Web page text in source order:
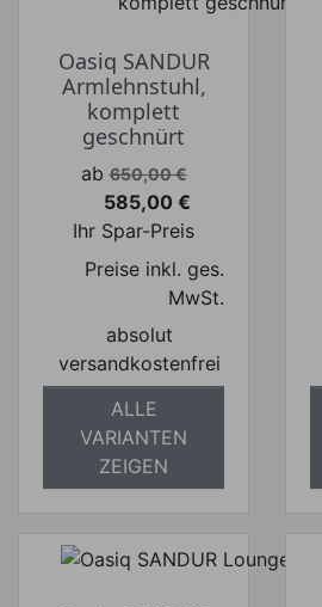
Oasiq SANDUR
Armlehnstuhl,
komplett
geschnürt
Verkaufspreis
ab 650,00 €
Preis
585,00 €
Ihr Spar-Preis
Preise inkl. ges.
MwSt.
absolut
versandkostenfrei
ALLE
VARIANTEN
ZEIGEN